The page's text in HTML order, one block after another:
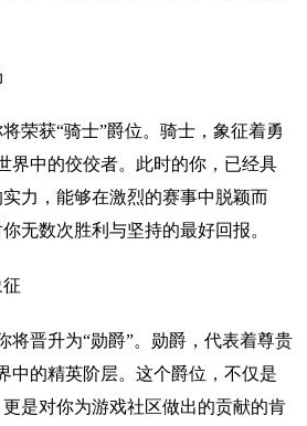
荣获“骑士”爵位。骑士，象征着勇
界中的佼佼者。此时的你，已经具
力，能够在激烈的赛事中脱颖而
无数次胜利与坚持的最好回报。
将晋升为“勋爵”。勋爵，代表着尊贵
中的精英阶层。这个爵位，不仅是
是对你为游戏社区做出的贡献的肯